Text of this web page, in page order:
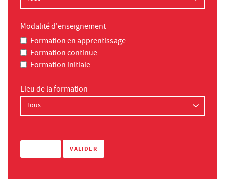
Modalité d'enseignement
Formation en apprentissage
Formation continue
Formation initiale
Lieu de la formation